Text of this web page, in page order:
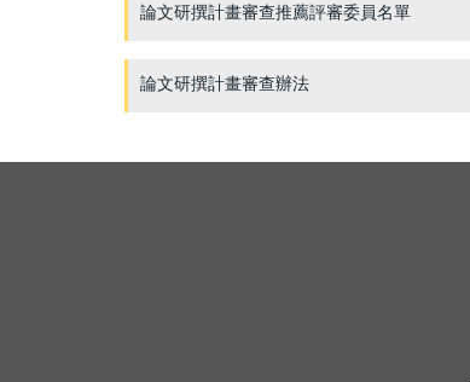
論文研撰計畫審查推薦評審委員名單
論文研撰計畫審查辦法